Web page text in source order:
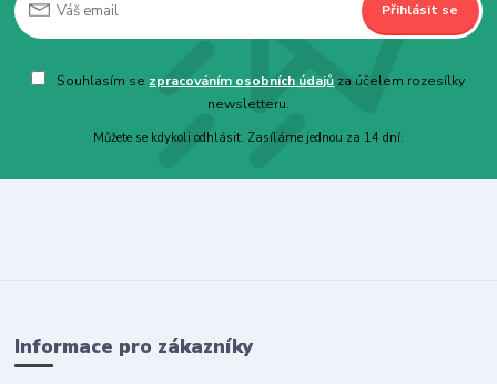
Přihlásit se
Souhlasím se zpracováním osobních údajů za účelem rozesílky
newsletteru.
Můžete se kdykoli odhlásit. Zasíláme jednou za 14 dní.
Informace pro zákazníky